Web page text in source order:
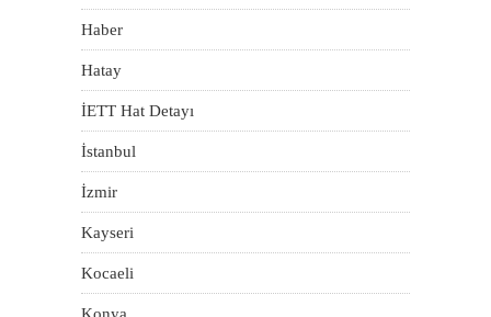
Haber
Hatay
İETT Hat Detayı
İstanbul
İzmir
Kayseri
Kocaeli